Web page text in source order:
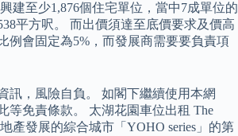
建至少1,876個住宅單位，當中7成單位的
平方呎。 而出價須達至底價要求及價高
例會固定為5%，而發展商需要要負責項
訊，風險自負。 如閣下繼續使用本網
等免責條款。 太湖花園車位出租 The
產發展的綜合城市「YOHO series」的第